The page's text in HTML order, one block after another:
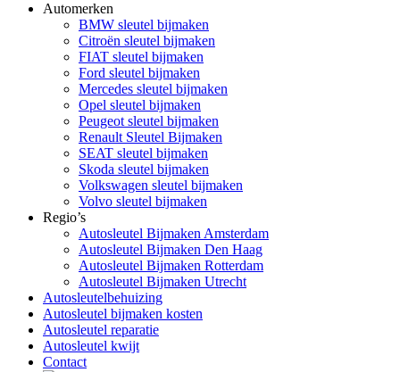
Automerken
BMW sleutel bijmaken
Citroën sleutel bijmaken
FIAT sleutel bijmaken
Ford sleutel bijmaken
Mercedes sleutel bijmaken
Opel sleutel bijmaken
Peugeot sleutel bijmaken
Renault Sleutel Bijmaken
SEAT sleutel bijmaken
Skoda sleutel bijmaken
Volkswagen sleutel bijmaken
Volvo sleutel bijmaken
Regio’s
Autosleutel Bijmaken Amsterdam
Autosleutel Bijmaken Den Haag
Autosleutel Bijmaken Rotterdam
Autosleutel Bijmaken Utrecht
Autosleutelbehuizing
Autosleutel bijmaken kosten
Autosleutel reparatie
Autosleutel kwijt
Contact